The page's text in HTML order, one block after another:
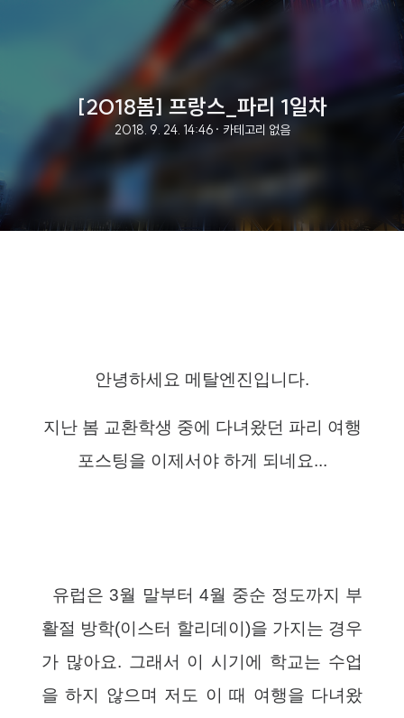
[2018봄] 프랑스_파리 1일차
2018. 9. 24. 14:46 · 카테고리 없음
안녕하세요 메탈엔진입니다.
지난 봄 교환학생 중에 다녀왔던 파리 여행
포스팅을 이제서야 하게 되네요...
유럽은 3월 말부터 4월 중순 정도까지 부
활절 방학(이스터 할리데이)을 가지는 경우
가 많아요. 그래서 이 시기에 학교는 수업
을 하지 않으며 저도 이 때 여행을 다녀왔